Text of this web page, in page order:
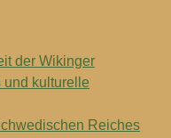
der Wikinger
und kulturelle
Reiches